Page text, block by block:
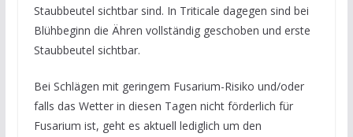
Staubbeutel sichtbar sind. In Triticale dagegen sind bei
Blühbeginn die Ähren vollständig geschoben und erste
Staubbeutel sichtbar.
Bei Schlägen mit geringem Fusarium-Risiko und/oder
falls das Wetter in diesen Tagen nicht förderlich für
Fusarium ist, geht es aktuell lediglich um den